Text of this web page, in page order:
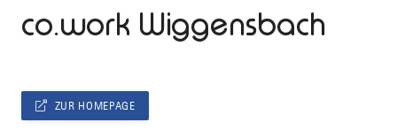
co.work Wiggensbach
ZUR HOMEPAGE